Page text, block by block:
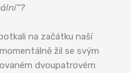
na začátku naší
žil se svým
dvoupatrovém